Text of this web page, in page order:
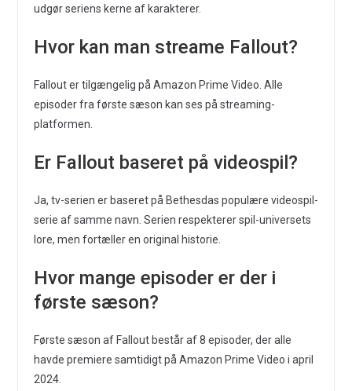
udgør seriens kerne af karakterer.
Hvor kan man streame Fallout?
Fallout er tilgængelig på Amazon Prime Video. Alle
episoder fra første sæson kan ses på streaming-
platformen.
Er Fallout baseret på videospil?
Ja, tv-serien er baseret på Bethesdas populære videospil-
serie af samme navn. Serien respekterer spil-universets
lore, men fortæller en original historie.
Hvor mange episoder er der i
første sæson?
Første sæson af Fallout består af 8 episoder, der alle
havde premiere samtidigt på Amazon Prime Video i april
2024.